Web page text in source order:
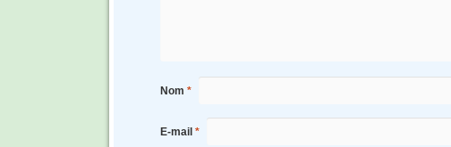
Nom *
E-mail *